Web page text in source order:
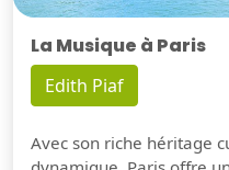
La Musique à Paris
Edith Piaf
Avec son riche héritage